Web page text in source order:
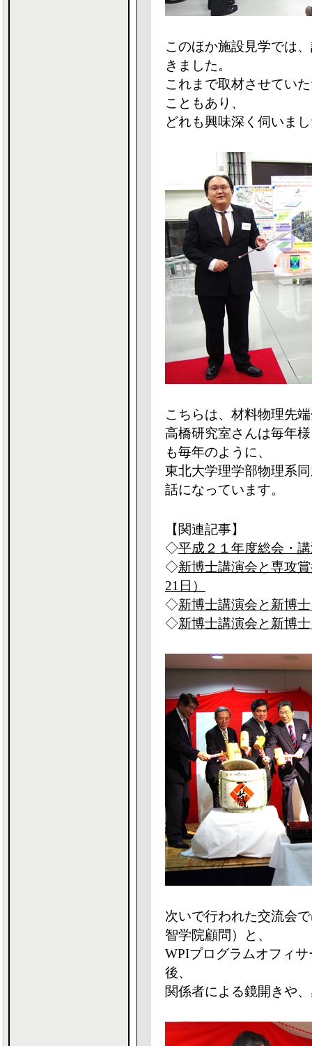
このほか施設見学では
きました。
これまで取材させてい
こともあり、
どれも興味深く伺いま
こちらは、材料物理先
高橋研究室さんは毎年
も毎年のように、
東北大学理学部物理系
話になっています。
【関連記事】
◇平成２１年度総会・
◇新博士講演会と専攻
21日）
◇新博士講演会と新博
◇新博士講演会と新博
次いで行われた交流会
智学院顧問）と、
WPIプログラムオフィ
後、
関係者による鏡開きや